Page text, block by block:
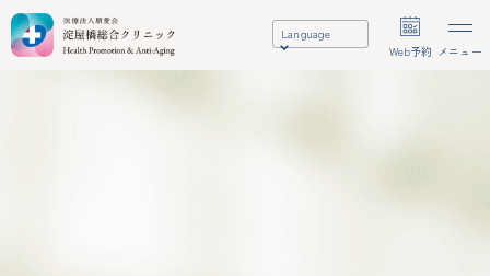
Language
Web予約 メニュー